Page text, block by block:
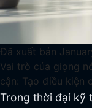
Đã xuất bản
Vai trò của giọng
cận: Tạo điều kiện
Trong thời đại kỹ